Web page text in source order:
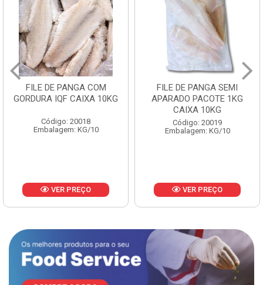
FILE DE PANGA SEMI
APARADO PACOTE 1KG
Código: 20019
Embalagem: KG/10
VER PREÇO
POLACA DESFIADA
PESCAMARES PCT5KG
CX10KG
Código: 20161
Embalagem: KG/10
VER PREÇO